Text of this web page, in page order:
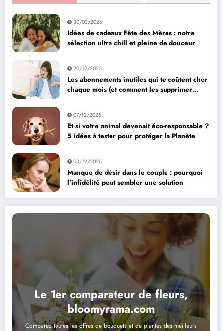
30/03/2026
Idées de cadeaux Fête des Mères : notre
sélection ultra chill et pleine de douceur
20/12/2025
Les abonnements inutiles qui te coûtent cher
chaque mois (et comment les supprimer
07/12/2025
Et si votre animal devenait éco-responsable ?
5 idées à tester pour protéger la Planète
03/12/2025
Manque de désir dans le couple : pourquoi
l’infidélité peut sembler une solution
Le 1er comparateur de fleurs,
bloomyrama.com
Comparez toutes les offres de bouquets et de plantes des meilleurs